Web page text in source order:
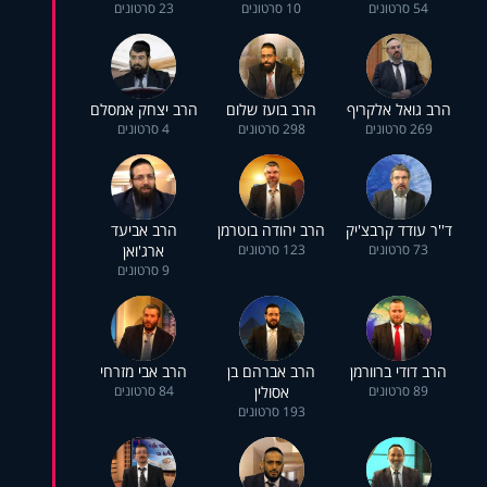
54 סרטונים 10 סרטונים 23 סרטונים
הרב גואל אלקריף
269 סרטונים
הרב בועז שלום
298 סרטונים
הרב יצחק אמסלם
4 סרטונים
ד''ר עודד קרבצ'יק
73 סרטונים
הרב יהודה בוטרמן
123 סרטונים
הרב אביעד
ארג'ואן
9 סרטונים
הרב דודי ברוורמן
89 סרטונים
הרב אברהם בן
אסולין
193 סרטונים
הרב אבי מזרחי
84 סרטונים